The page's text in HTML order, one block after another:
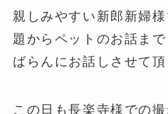
親しみやすい新郎新婦
題からペットのお話ま
ばらんにお話しさせて頂
この日も長楽寺様での